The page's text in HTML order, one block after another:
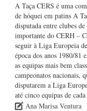
A Taça CERS é uma
de hóquei em patins A
disputada entre clubes
importante do CERH –
seguir à Liga Europeia
época dos anos 1980/81
as equipas mais bem
campeonatos nacionais,
disputarem a Liga
até cinco equipas de
Ana Marisa Ventura